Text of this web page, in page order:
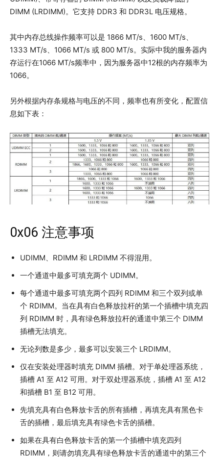
DIMM (LRDIMM)。它支持 DDR3 和 DDR3L 电压规格。
其中内存总线操作频率可以是 1866 MT/s、1600 MT/s、
1333 MT/s、1066 MT/s 或 800 MT/s。实际中我的服务器内
存运行在1066 MT/s频率中，因为服务器中12根的内存频率为
1066。
另外根据内存条规格与电压的不同，频率也有所变化，配置信
息如下表：
0x06 注意事项
UDIMM、RDIMM 和 LRDIMM 不得混用。
一个通道中最多可填充两个 UDIMM。
每个通道中最多可填充两个四列 RDIMM 和三个双列或单
个 RDIMM。当在具有白色释放拉杆的第一个插槽中填充四
列 RDIMM 时，具有绿色释放拉杆的通道中第三个 DIMM
插槽无法填充。
无论列数是多少，最多可以安装三个 LRDIMM。
仅在安装处理器时填充 DIMM 插槽。对于单处理器系统，
插槽 A1 至 A12 可用。对于双处理器系统，插槽 A1 至 A12
和插槽 B1 至 B12 可用。
先填充具有白色释放卡舌的所有插槽，再填充具有黑色卡
舌的插槽，最后填充具有绿色卡舌的插槽。
如果在具有白色释放卡舌的第一个插槽中填充四列
RDIMM，则请勿填充具有绿色释放卡舌的通道中的第三个